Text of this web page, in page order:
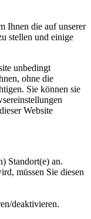
Ihnen die auf unserer
stellen und einige
unbedingt
ohne die
Sie können sie
Website
Standort(e) an.
müssen Sie diesen
deaktivieren.